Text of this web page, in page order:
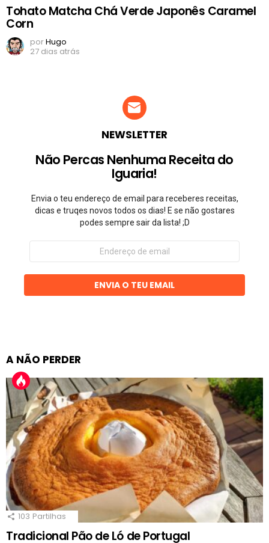
Tohato Matcha Chá Verde Japonês Caramel
Corn
porHugo
27 dias atrás
NEWSLETTER
Não Percas Nenhuma Receita do
Iguaria!
Envia o teu endereço de email para receberes receitas,
dicas e truqes novos todos os dias! E se não gostares
podes sempre sair da lista! ;D
Endereço
email
ENVIA O TEU EMAIL
A NÃO PERDER
103 Partilhas
Tradicional Pão de Ló de Portugal